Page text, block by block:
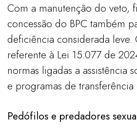
Com a manutenção do veto,
concessão do BPC também
deficiência considerada
referente à Lei 15.077 de
normas ligadas a assistência
e programas de
Pedófilos e predadores